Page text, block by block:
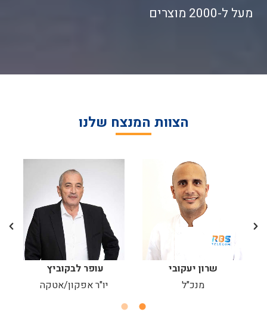
מעל ל-2000 מוצרים
הצוות המנצח שלנו
עופר לבקוביץ
יו"ר אפקון/אטקה
שרון יעקובי
מנכ"ל